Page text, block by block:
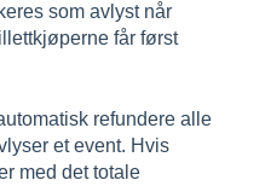
som avlyst når
får først
refundere alle
et event. Hvis
med det totale